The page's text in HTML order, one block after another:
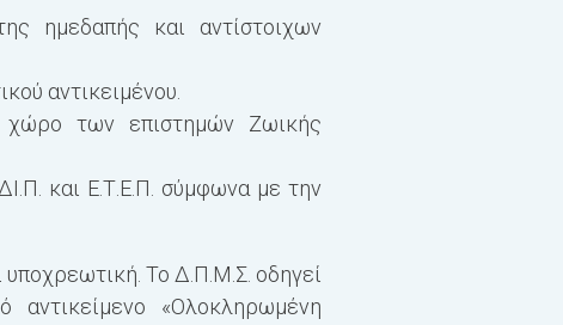
ημεδαπής και αντίστοιχων
αντικειμένου.
χώρο των επιστημών Ζωικής
και Ε.Τ.Ε.Π. σύμφωνα με την
Το Δ.Π.Μ.Σ. οδηγεί
«Ολοκληρωμένη